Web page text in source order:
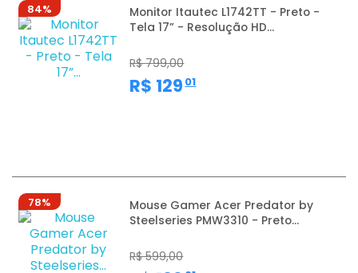
84%
Monitor Itautec L1742TT - Preto -
Tela 17” - Resolução HD...
R$ 799,00
R$ 129 ,01
78%
Mouse Gamer Acer Predator by
Steelseries PMW3310 - Preto...
R$ 599,00